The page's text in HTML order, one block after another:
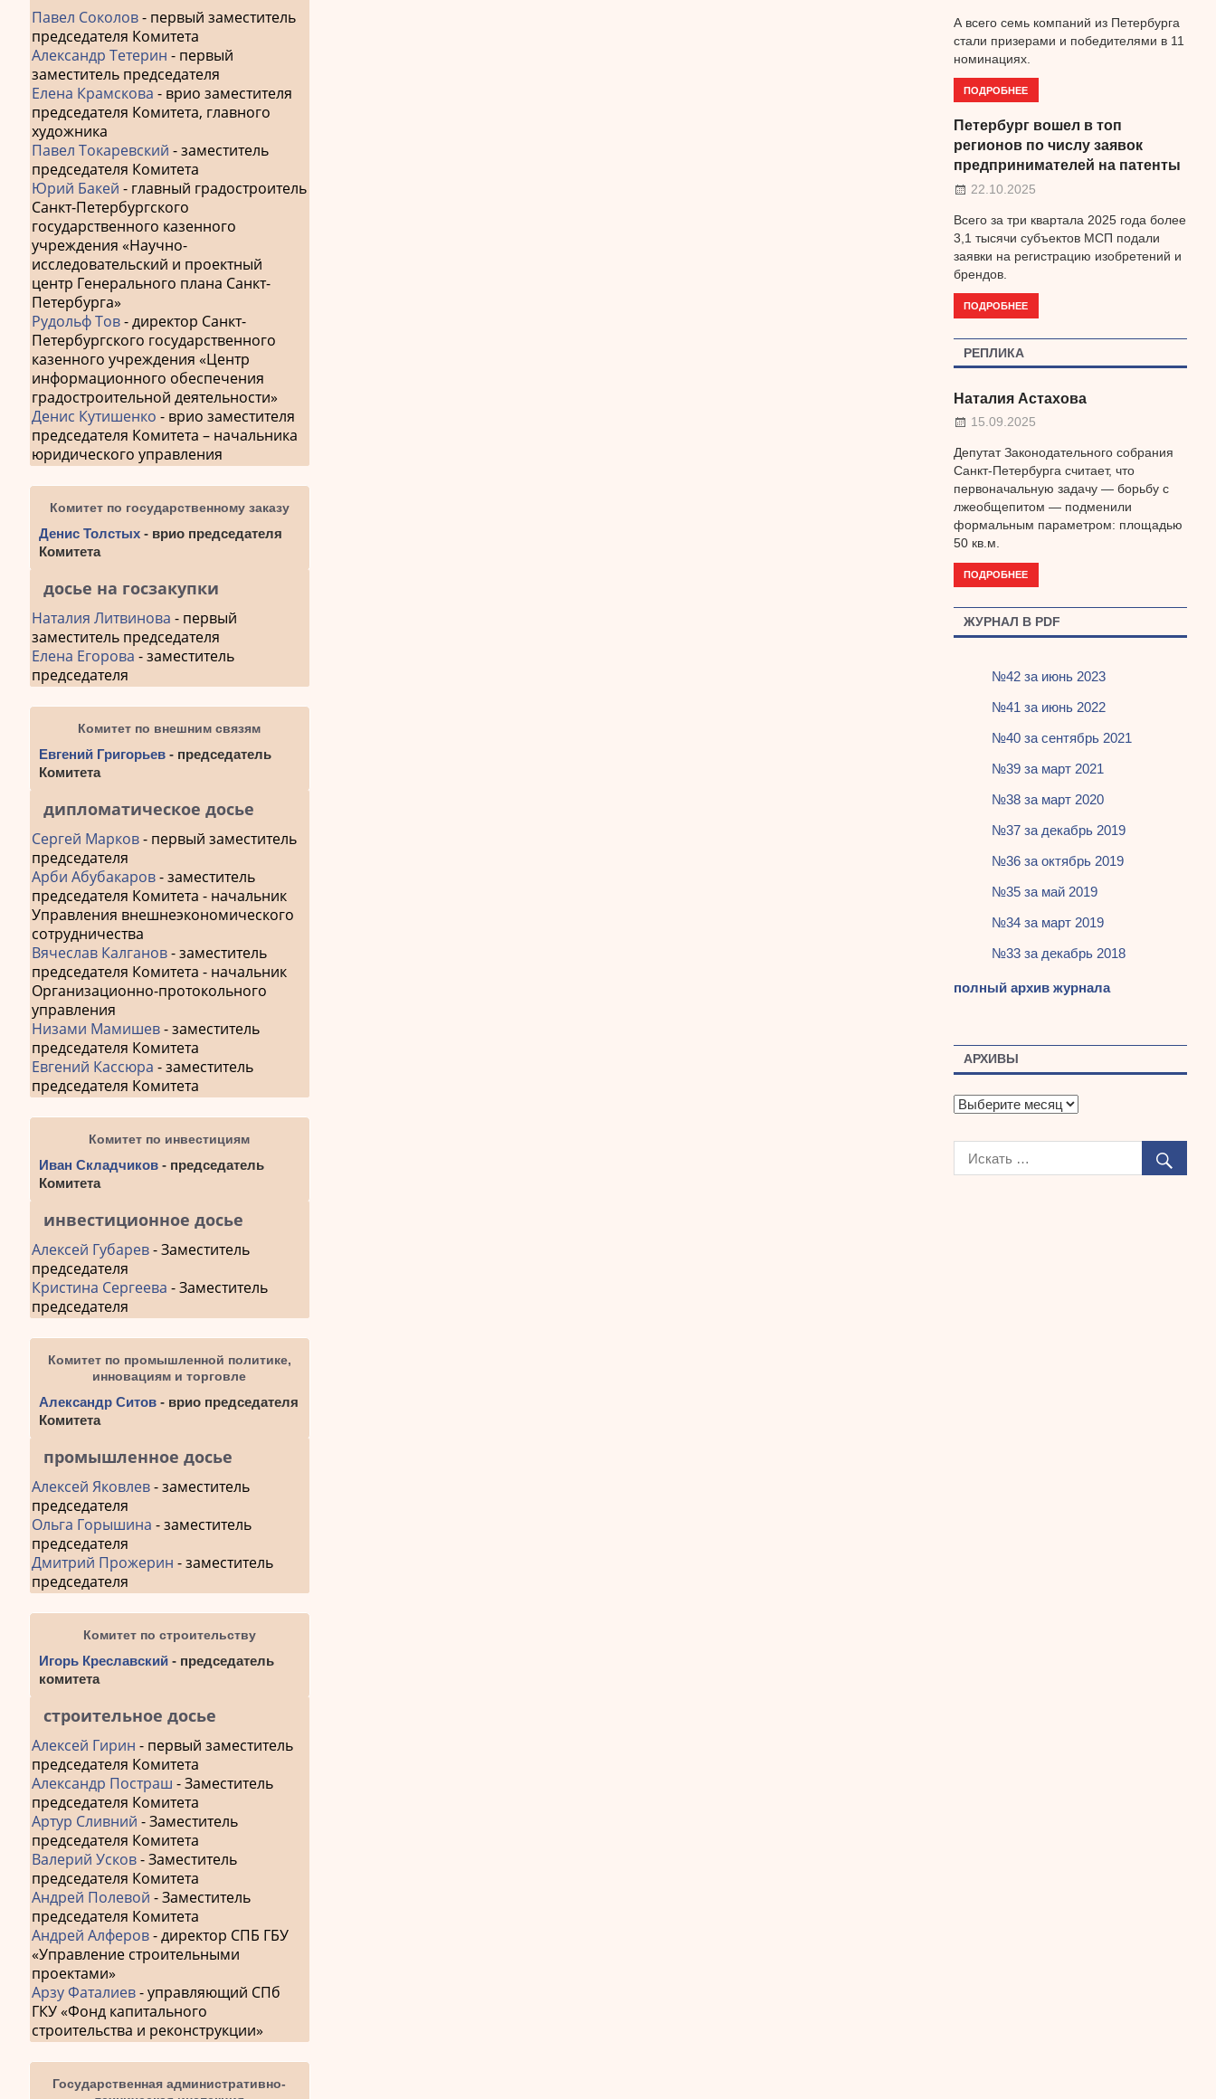
Павел Соколов- первый заместитель
председателя Комитета
Александр Тетерин - первый
заместитель председателя
Елена Крамскова - врио заместителя
председателя Комитета, главного
художника
Павел Токаревский - заместитель
председателя Комитета
Юрий Бакей - главный градостроитель
Санкт-Петербургского
государственного казенного
учреждения «Научно-
исследовательский и проектный
центр Генерального плана Санкт-
Петербурга»
Рудольф Тов- директор Санкт-
Петербургского государственного
казенного учреждения «Центр
информационного обеспечения
градостроительной деятельности»
Денис Кутишенко - врио заместителя
председателя Комитета – начальника
юридического управления
Комитет по государственному заказу
Денис Толстых - врио председателя
Комитета
досье на госзакупки
Наталия Литвинова - первый
заместитель председателя
Елена Егорова - заместитель
председателя
Комитет по внешним связям
Евгений Григорьев - председатель
Комитета
дипломатическое досье
Сергей Марков- первый заместитель
председателя
Арби Абубакаров- заместитель
председателя Комитета - начальник
Управления внешнеэкономического
сотрудничества
Вячеслав Калганов- заместитель
председателя Комитета - начальник
Организационно-протокольного
управления
Низами Мамишев- заместитель
председателя Комитета
Евгений Кассюра - заместитель
председателя Комитета
Комитет по инвестициям
Иван Складчиков - председатель
Комитета
инвестиционное досье
Алексей Губарев- Заместитель
председателя
Кристина Сергеева - Заместитель
председателя
Комитет по промышленной политике,
инновациям и торговле
Александр Ситов - врио председателя
Комитета
промышленное досье
Алексей Яковлев- заместитель
председателя
Ольга Горышина - заместитель
председателя
Дмитрий Прожерин - заместитель
председателя
Комитет по строительству
Игорь Креславский - председатель
комитета
строительное досье
Алексей Гирин - первый заместитель
председателя Комитета
Александр Постраш - Заместитель
председателя Комитета
Артур Сливний - Заместитель
председателя Комитета
Валерий Усков- Заместитель
председателя Комитета
Андрей Полевой - Заместитель
председателя Комитета
Андрей Алферов- директор СПБ ГБУ
«Управление строительными
проектами»
Арзу Фаталиев- управляющий СПб
ГКУ «Фонд капитального
строительства и реконструкции»
Государственная административно-
А всего семь компаний из Петербурга
стали призерами и победителями в 11
номинациях.
ПОДРОБНЕЕ
Петербург вошел в топ
регионов по числу заявок
предпринимателей на патенты
22.10.2025
Всего за три квартала 2025 года более
3,1 тысячи субъектов МСП подали
заявки на регистрацию изобретений и
брендов.
ПОДРОБНЕЕ
РЕПЛИКА
Наталия Астахова
15.09.2025
Депутат Законодательного собрания
Санкт-Петербурга считает, что
первоначальную задачу — борьбу с
лжеобщепитом — подменили
формальным параметром: площадью
50 кв.м.
ПОДРОБНЕЕ
ЖУРНАЛ В PDF
№42 за июнь 2023
№41 за июнь 2022
№40 за сентябрь 2021
№39 за март 2021
№38 за март 2020
№37 за декабрь 2019
№36 за октябрь 2019
№35 за май 2019
№34 за март 2019
№33 за декабрь 2018
полный архив журнала
АРХИВЫ
А
х
в